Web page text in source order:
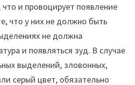
и провоцирует появление
что у них не должно быть
не должна
и появляться зуд. В случае
выделений, зловонных,
серый цвет, обязательно